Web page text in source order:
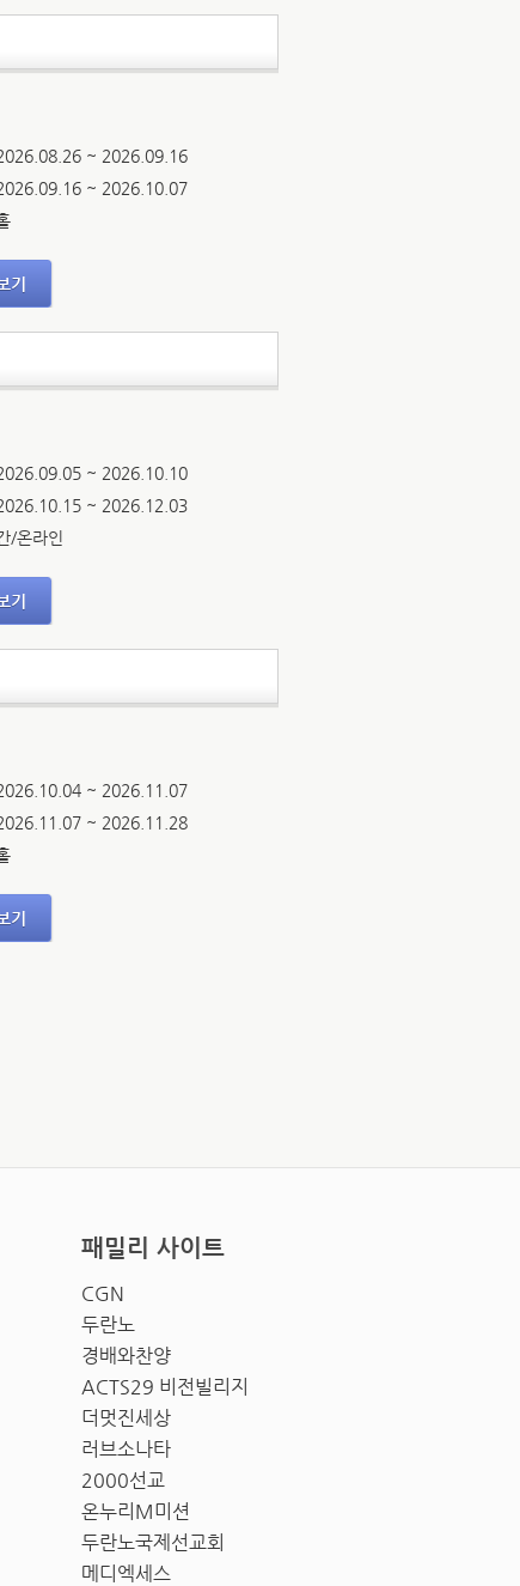
~ 2026.09.16
~ 2026.10.07
기
~ 2026.10.10
~ 2026.12.03
/온라인
기
~ 2026.11.07
~ 2026.11.28
기
패밀리 사이트
CGN
두란노
경배와찬양
ACTS29 비전빌리지
더멋진세상
러브소나타
2000선교
온누리M미션
두란노국제선교회
메디엑세스